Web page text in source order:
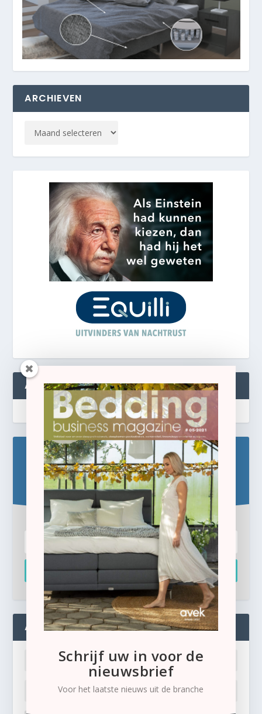
ARCHIEVEN
ABONNEREN
Blijf op de hoogte!
Schrijf u hier in voor de gratis e-newsletter.
Inschrijven
ADMIN
Schrijf uw in voor de
nieuwsbrief
Voor het laatste nieuws uit de branche